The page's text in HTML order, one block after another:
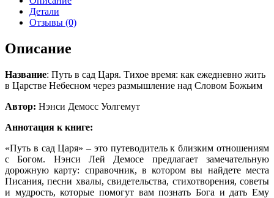
Детали
Отзывы (0)
Описание
Название: Путь в сад Царя. Тихое время: как ежедневно жить
в Царстве Небесном через размышление над Словом Божьим
Автор: Нэнси Демосс Уолгемут
Аннотация к книге:
«Путь в сад Царя» – это путеводитель к близким отношени­ям
с Богом. Нэнси Лей Демосе предлагает замечательную
дорожную карту: справочник, в котором вы найдете места
Писания, песни хвалы, свидетельства, стихотворения, со­веты
и мудрость, которые помогут вам познать Бога и дать Ему